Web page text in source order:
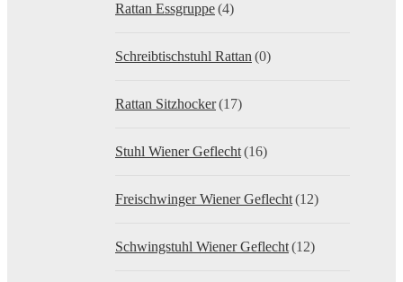
Rattan Essgruppe(4)
Schreibtischstuhl Rattan (0)
Rattan Sitzhocker(17)
Stuhl Wiener Geflecht(16)
Freischwinger Wiener Geflecht(12)
Schwingstuhl Wiener Geflecht(12)